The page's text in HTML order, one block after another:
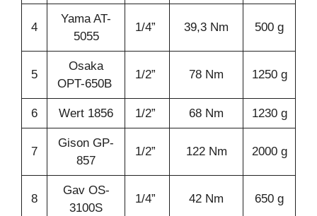
4
Yama AT-
5055
1/4” 39,3 Nm 500 g
5
Osaka
OPT-650B
1/2” 78 Nm 1250 g
6 Wert 1856 1/2” 68 Nm 1230 g
7
Gison GP-
857
1/2” 122 Nm 2000 g
8
Gav OS-
3100S
1/4” 42 Nm 650 g